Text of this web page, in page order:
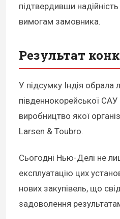
підтвердивши надійність
вимогам замовника.
Результат
У підсумку Індія обрала
південнокорейської
виробництво якої
Larsen & Toubro.
Сьогодні Нью-Делі не
експлуатацію цих
нових закупівель, що
задоволення